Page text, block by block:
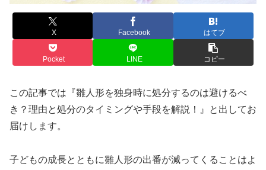
X Facebook はてブ
Pocket LINE コピー
この記事では『雛人形を独身時に処分するのは避けるべ
き？理由と処分のタイミングや手段を解説！』と出してお
届けします。
子どもの成長とともに雛人形の出番が減ってくることはよ